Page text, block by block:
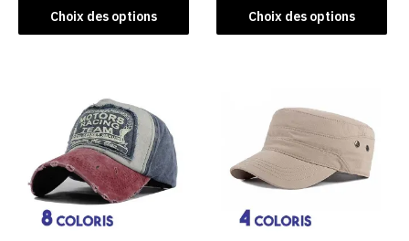
Choix des options
Ce
produit
variations.
Les
options
peuvent
être
choisies
sur
Choix des options
Ce
produit
Les
options
peuvent
être
sur